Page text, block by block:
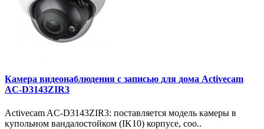
Камера видеонаблюдения с записью для дома Activecam
AC-D3143ZIR3
Activecam AC-D3143ZIR3: поставляется модель камеры в
купольном вандалостойком (IK10) корпусе, соо..